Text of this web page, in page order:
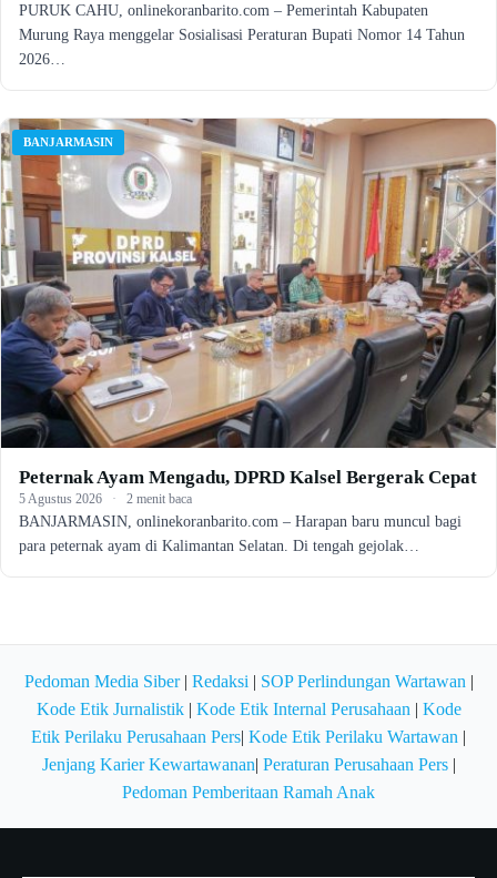
PURUK CAHU, onlinekoranbarito.com – Pemerintah Kabupaten
Murung Raya menggelar Sosialisasi Peraturan Bupati Nomor 14 Tahun
2026…
BANJARMASIN
Peternak Ayam Mengadu, DPRD Kalsel Bergerak Cepat
5 Agustus 2026 · 2 menit baca
BANJARMASIN, onlinekoranbarito.com – Harapan baru muncul bagi
para peternak ayam di Kalimantan Selatan. Di tengah gejolak…
Pedoman Media Siber| Redaksi | SOP Perlindungan Wartawan |
Kode Etik Jurnalistik| Kode Etik Internal Perusahaan | Kode
Etik Perilaku Perusahaan Pers| Kode Etik Perilaku Wartawan |
Jenjang Karier Kewartawanan| Peraturan Perusahaan Pers|
Pedoman Pemberitaan Ramah Anak